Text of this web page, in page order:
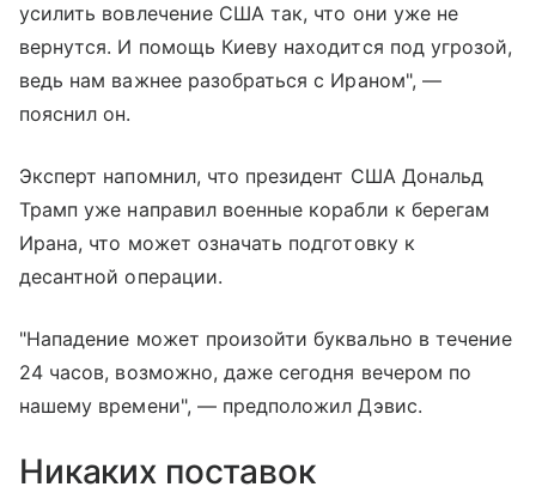
усилить вовлечение США так, что они уже не
вернутся. И помощь Киеву находится под угрозой,
ведь нам важнее разобраться с Ираном", —
пояснил он.
Эксперт напомнил, что президент США Дональд
Трамп уже направил военные корабли к берегам
Ирана, что может означать подготовку к
десантной операции.
"Нападение может произойти буквально в течение
24 часов, возможно, даже сегодня вечером по
нашему времени", — предположил Дэвис.
Никаких поставок